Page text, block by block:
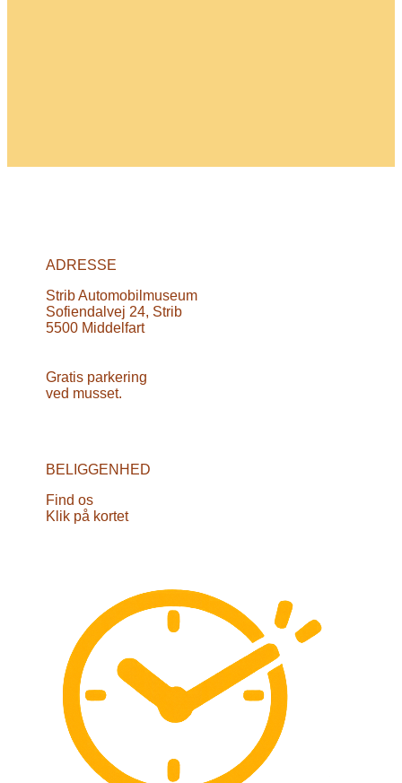
ADRESSE
Strib Automobilmuseum
Sofiendalvej 24, Strib
5500 Middelfart
Gratis parkering
ved musset.
BELIGGENHED
Find os
Klik på kortet